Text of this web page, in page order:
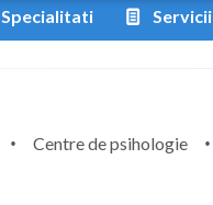
Specialitati Servicii
Centre de psihologie